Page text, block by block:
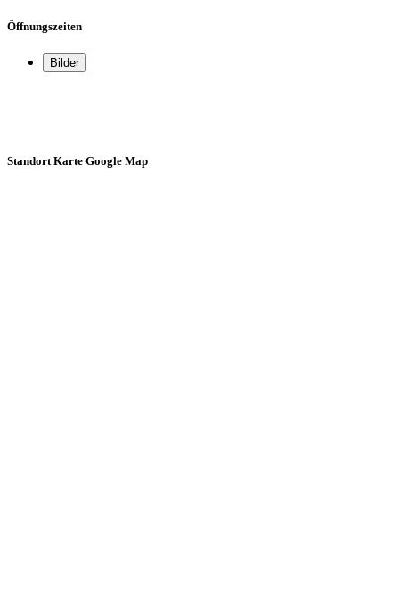
Öffnungszeiten
Bilder
Standort Karte Google Map